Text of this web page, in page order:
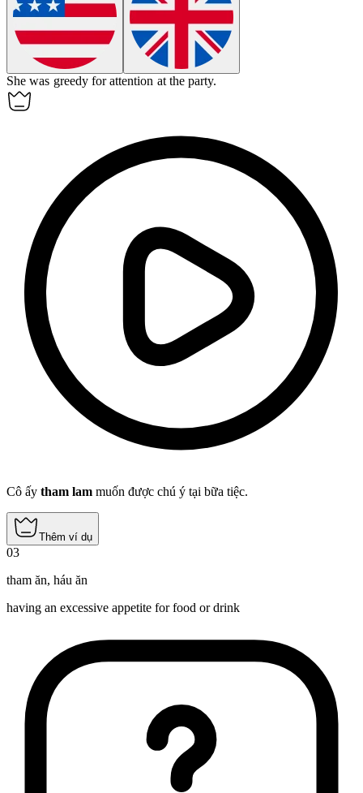
She was greedy for attention at the party.
Cô ấy tham lam muốn được chú ý tại bữa tiệc.
Thêm ví dụ
03
tham ăn, háu ăn
having an excessive appetite for food or drink